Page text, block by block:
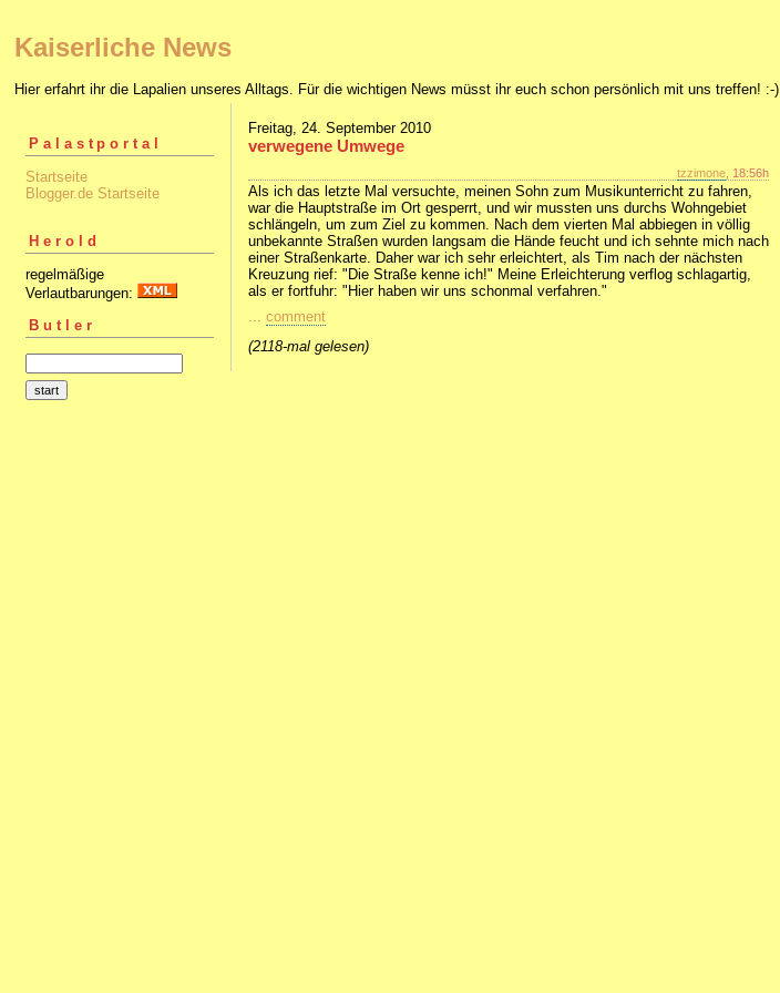
Kaiserliche News
Hier erfahrt ihr die Lapalien unseres Alltags. Für die wichtigen News müsst ihr euch schon persönlich mit uns treffen! :-)
Palastportal
Startseite
Blogger.de Startseite
Herold
regelmäßige
Verlautbarungen:
Butler
Freitag, 24. September 2010
verwegene Umwege
tzzimone , 18:56h
Als ich das letzte Mal versuchte, meinen Sohn zum Musikunterricht zu fahren,
war die Hauptstraße im Ort gesperrt, und wir mussten uns durchs Wohngebiet
schlängeln, um zum Ziel zu kommen. Nach dem vierten Mal abbiegen in völlig
unbekannte Straßen wurden langsam die Hände feucht und ich sehnte mich nach
einer Straßenkarte. Daher war ich sehr erleichtert, als Tim nach der nächsten
Kreuzung rief: "Die Straße kenne ich!" Meine Erleichterung verflog schlagartig,
als er fortfuhr: "Hier haben wir uns schonmal verfahren."
... comment
(2118-mal gelesen)